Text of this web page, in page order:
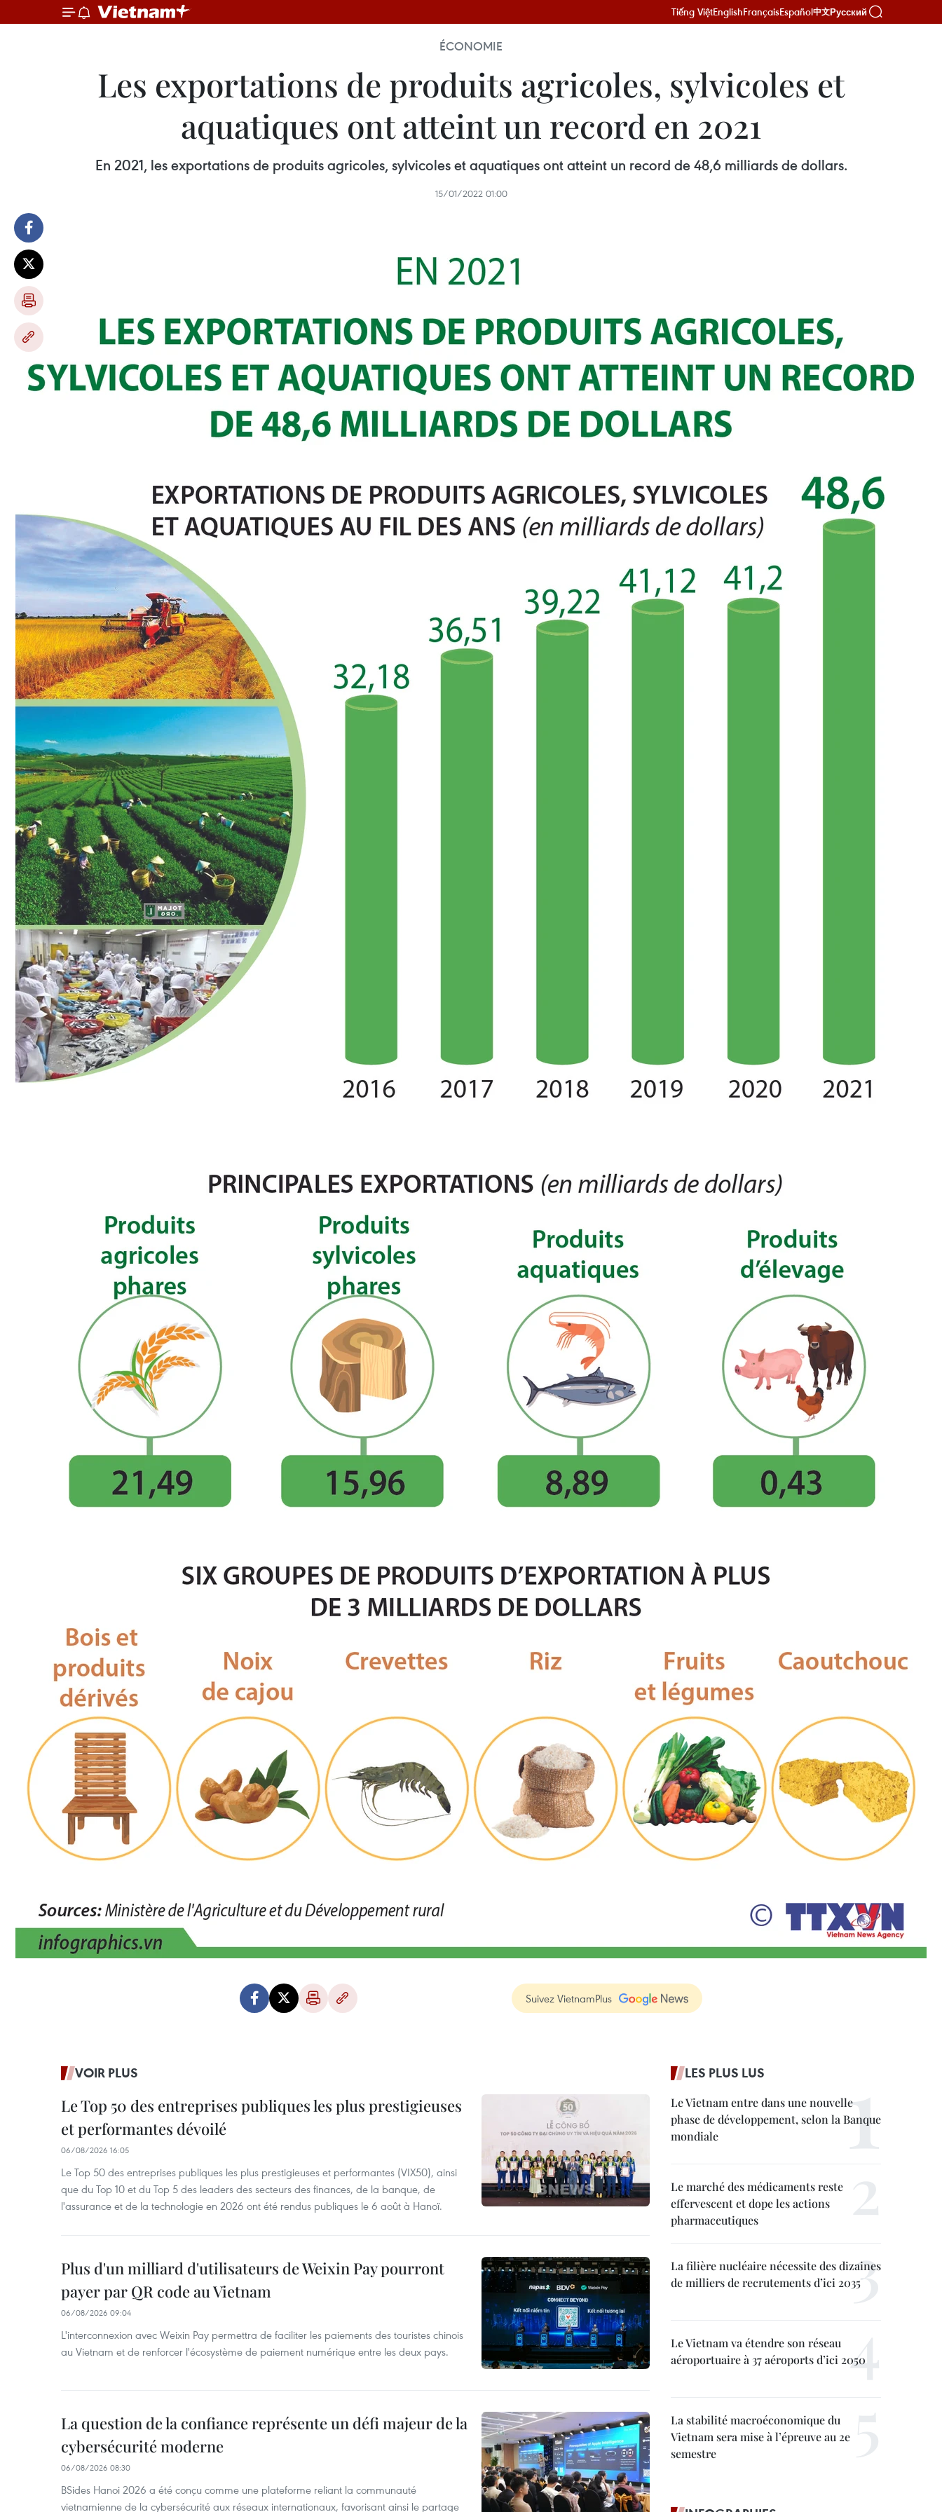
Tiếng ViệtEnglishFrançaisEspañol中文Русский
ÉCONOMIE
Les exportations de produits agricoles, sylvicoles et
aquatiques ont atteint un record en 2021
En 2021, les exportations de produits agricoles, sylvicoles et aquatiques ont atteint un record de 48,6 milliards de dollars.
15/01/2022 01:00
Suivez VietnamPlus
VOIR PLUS
Le Top 50 des entreprises publiques les plus prestigieuses
et performantes dévoilé
06/08/2026 16:05
Le Top 50 des entreprises publiques les plus prestigieuses et performantes (VIX50), ainsi
que du Top 10 et du Top 5 des leaders des secteurs des finances, de la banque, de
l'assurance et de la technologie en 2026 ont été rendus publiques le 6 août à Hanoï.
Plus d'un milliard d'utilisateurs de Weixin Pay pourront
payer par QR code au Vietnam
06/08/2026 09:04
L'interconnexion avec Weixin Pay permettra de faciliter les paiements des touristes chinois
au Vietnam et de renforcer l'écosystème de paiement numérique entre les deux pays.
La question de la confiance représente un défi majeur de la
cybersécurité moderne
06/08/2026 08:30
BSides Hanoi 2026 a été conçu comme une plateforme reliant la communauté
vietnamienne de la cybersécurité aux réseaux internationaux, favorisant ainsi le partage
LES PLUS LUS
Le Vietnam entre dans une nouvelle
phase de développement, selon la Banque
mondiale
Le marché des médicaments reste
effervescent et dope les actions
pharmaceutiques
La filière nucléaire nécessite des dizaines
de milliers de recrutements d’ici 2035
Le Vietnam va étendre son réseau
aéroportuaire à 37 aéroports d’ici 2050
La stabilité macroéconomique du
Vietnam sera mise à l’épreuve au 2e
semestre